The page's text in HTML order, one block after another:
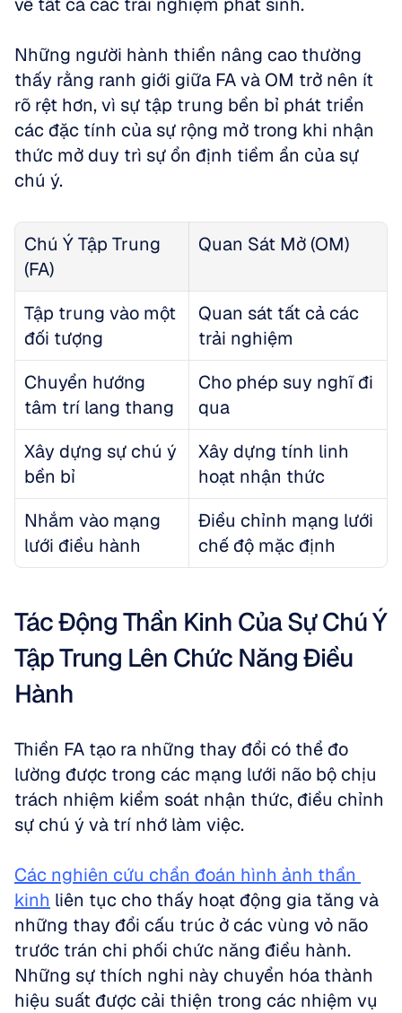
Những người hành thiền nâng cao thường
thấy rằng ranh giới giữa FA và OM trở nên ít
rõ rệt hơn, vì sự tập trung bền bỉ phát triển
các đặc tính của sự rộng mở trong khi nhận
thức mở duy trì sự ổn định tiềm ẩn của sự
chú ý.
Chú Ý Tập Trung
(FA)
Quan Sát Mở (OM)
Tập trung vào một
đối tượng
Quan sát tất cả các
trải nghiệm
Chuyển hướng
tâm trí lang thang
Cho phép suy nghĩ đi
qua
Xây dựng sự chú ý
bền bỉ
Xây dựng tính linh
hoạt nhận thức
Nhắm vào mạng
lưới điều hành
Điều chỉnh mạng lưới
chế độ mặc định
Tác Động Thần Kinh Của Sự Chú Ý
Tập Trung Lên Chức Năng Điều
Hành
Thiền FA tạo ra những thay đổi có thể đo
lường được trong các mạng lưới não bộ chịu
trách nhiệm kiểm soát nhận thức, điều chỉnh
sự chú ý và trí nhớ làm việc.
Các nghiên cứu chẩn đoán hình ảnh thần
kinh liên tục cho thấy hoạt động gia tăng và
những thay đổi cấu trúc ở các vùng vỏ não
trước trán chi phối chức năng điều hành.
Những sự thích nghi này chuyển hóa thành
hiệu suất được cải thiện trong các nhiệm vụ